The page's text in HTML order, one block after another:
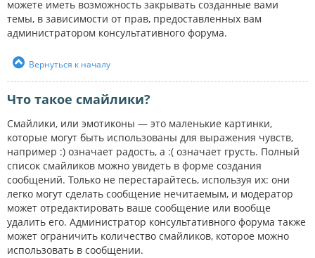
можете иметь возможность закрывать созданные вами
темы, в зависимости от прав, предоставленных вам
администратором консультативного форума.
Вернуться к началу
Что такое смайлики?
Смайлики, или эмотиконы — это маленькие картинки,
которые могут быть использованы для выражения чувств,
например :) означает радость, а :( означает грусть. Полный
список смайликов можно увидеть в форме создания
сообщений. Только не перестарайтесь, используя их: они
легко могут сделать сообщение нечитаемым, и модератор
может отредактировать ваше сообщение или вообще
удалить его. Администратор консультативного форума также
может ограничить количество смайликов, которое можно
использовать в сообщении.